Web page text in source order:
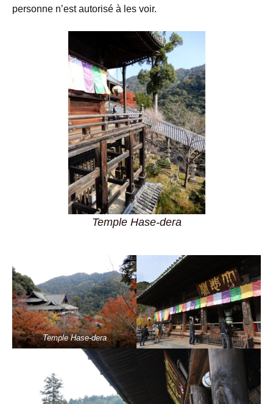
personne n’est autorisé à les voir.
Temple Hase-dera
Temple Hase-dera